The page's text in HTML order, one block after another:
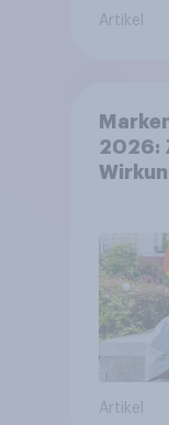
Artikel
2026:
Artikel